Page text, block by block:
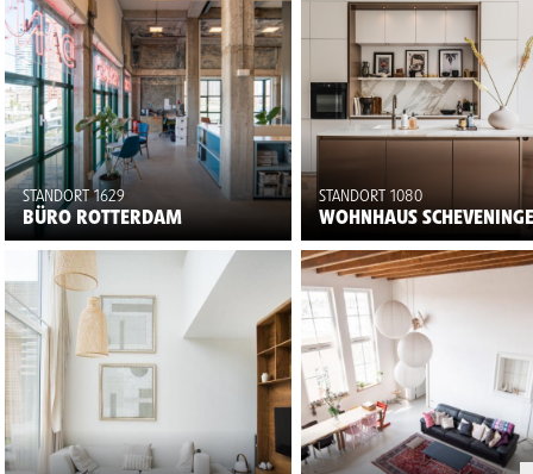
STANDORT 1629
BÜRO ROTTERDAM
STANDORT 1080
WOHNHAUS